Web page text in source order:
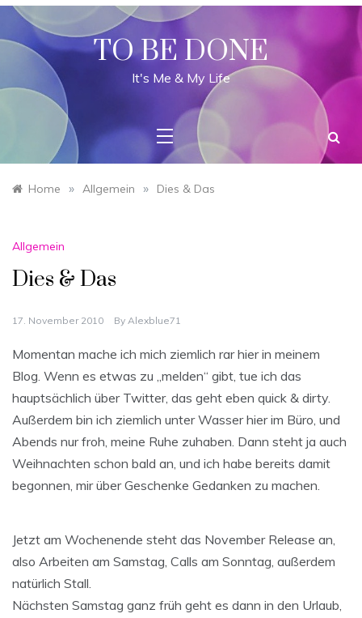
Skip
content
TO BE DONE
It's Me & My Life
Home » Allgemein » Dies & Das
Allgemein
Dies & Das
17. November 2010 By Alexblue71
Momentan mache ich mich ziemlich rar hier in meinem
Blog. Wenn es etwas zu „melden“ gibt, tue ich das
hauptsächlich über Twitter, das geht eben quick & dirty.
Außerdem bin ich ziemlich unter Wasser hier im Büro, und
Abends nur froh, meine Ruhe zuhaben. Dann steht ja auch
Weihnachten schon bald an, und ich habe bereits damit
begonnen, mir über Geschenke Gedanken zu machen.
Jetzt am Wochenende steht das November Release an,
also Arbeiten am Samstag, Calls am Sonntag, außerdem
natürlich Stall.
Nächsten Samstag ganz früh geht es dann in den Urlaub,